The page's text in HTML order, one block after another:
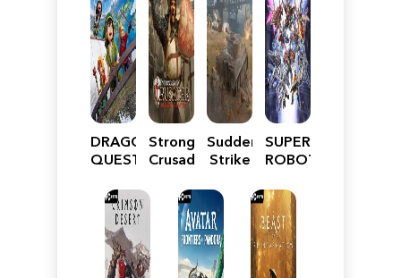
DRAGON
QUEST
Reimagined
Stronghold
Crusader:
Edition
Sudden
Strike
SUPER
ROBOT
Y